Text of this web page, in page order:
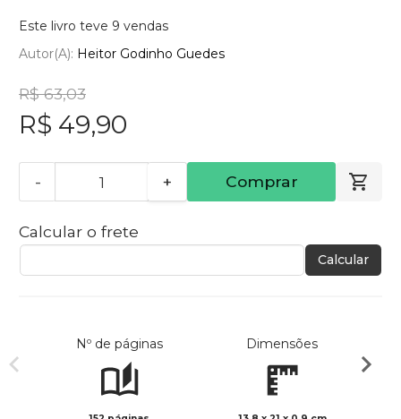
Este livro teve 9 vendas
Autor(a): Heitor Godinho Guedes
R$ 63,03
R$ 49,90
- + Comprar
Calcular o frete
Calcular
Nº de páginas Dimensões